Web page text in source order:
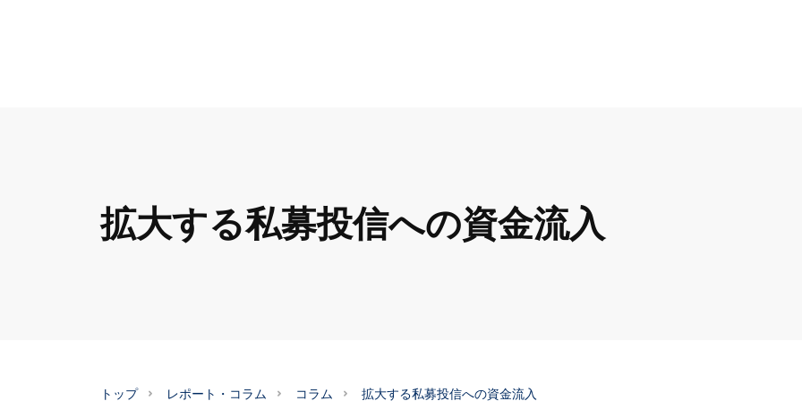
拡大する私募投信への資金流入
トップ レポート・コラム コラム 拡大する私募投信への資金流入